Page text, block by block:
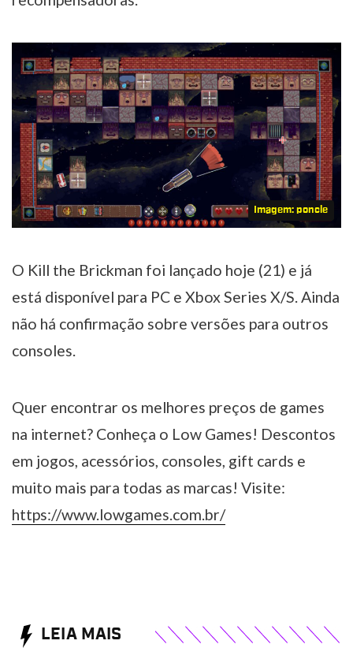
Imagem: poncle
O Kill the Brickman foi lançado hoje (21) e já
está disponível para PC e Xbox Series X/S. Ainda
não há confirmação sobre versões para outros
consoles.
Quer encontrar os melhores preços de games
na internet? Conheça o Low Games! Descontos
em jogos, acessórios, consoles, gift cards e
muito mais para todas as marcas! Visite:
https://www.lowgames.com.br/
LEIA MAIS